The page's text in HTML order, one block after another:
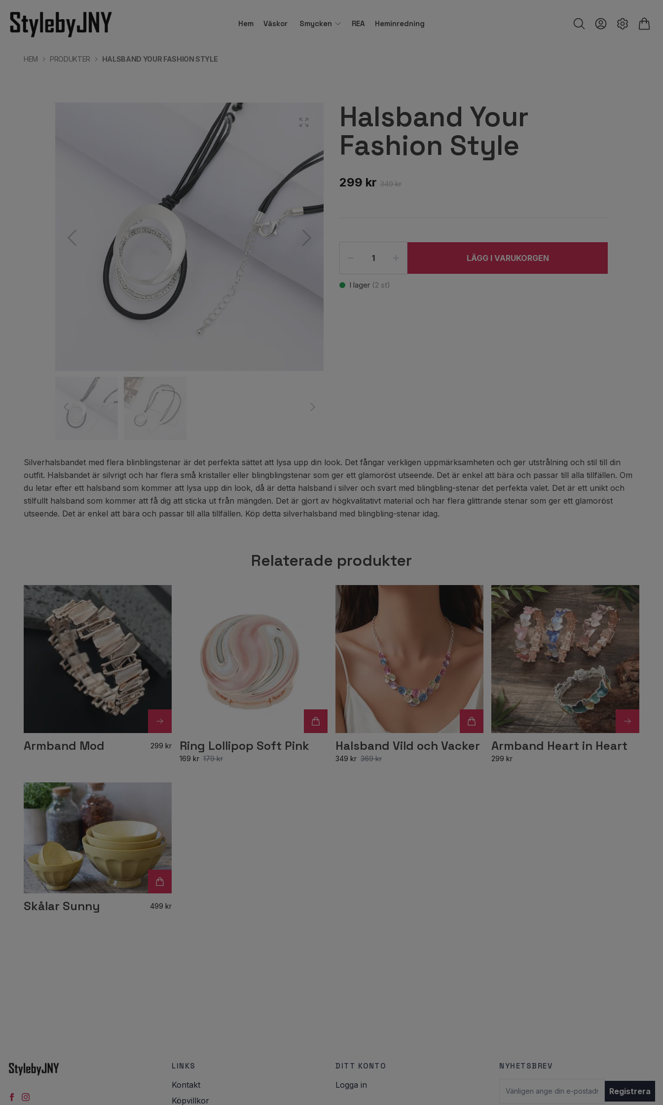
Hem Väskor Smycken REA Heminredning
HEM PRODUKTER HALSBAND YOUR FASHION STYLE
Halsband Your
Fashion Style
299 kr 349 kr
LÄGG I VARUKORGEN
I lager (2 st)
Silverhalsbandet med flera blinblingstenar är det perfekta sättet att lysa upp din look. Det fångar verkligen uppmärksamheten och ger utstrålning och stil till din
outfit. Halsbandet är silvrigt och har flera små kristaller eller blingblingstenar som ger ett glamoröst utseende. Det är enkel att bära och passar till alla tillfällen. Om
du letar efter ett halsband som kommer att lysa upp din look, då är detta halsband i silver och svart med blingbling-stenar det perfekta valet. Det är ett unikt och
stilfullt halsband som kommer att få dig att sticka ut från mängden. Det är gjort av högkvalitativt material och har flera glittrande stenar som ger ett glamoröst
utseende. Det är enkel att bära och passar till alla tillfällen. Köp detta silverhalsband med blingbling-stenar idag.
Relaterade produkter
Armband Mod 299 kr Ring Lollipop Soft Pink
169 kr 179 kr
Halsband Vild och Vacker
349 kr 369 kr
Armband Heart in Heart
299 kr
Skålar Sunny 499 kr
LINKS
Kontakt
Köpvillkor
DITT KONTO
Logga in
NYHETSBREV
Registrera